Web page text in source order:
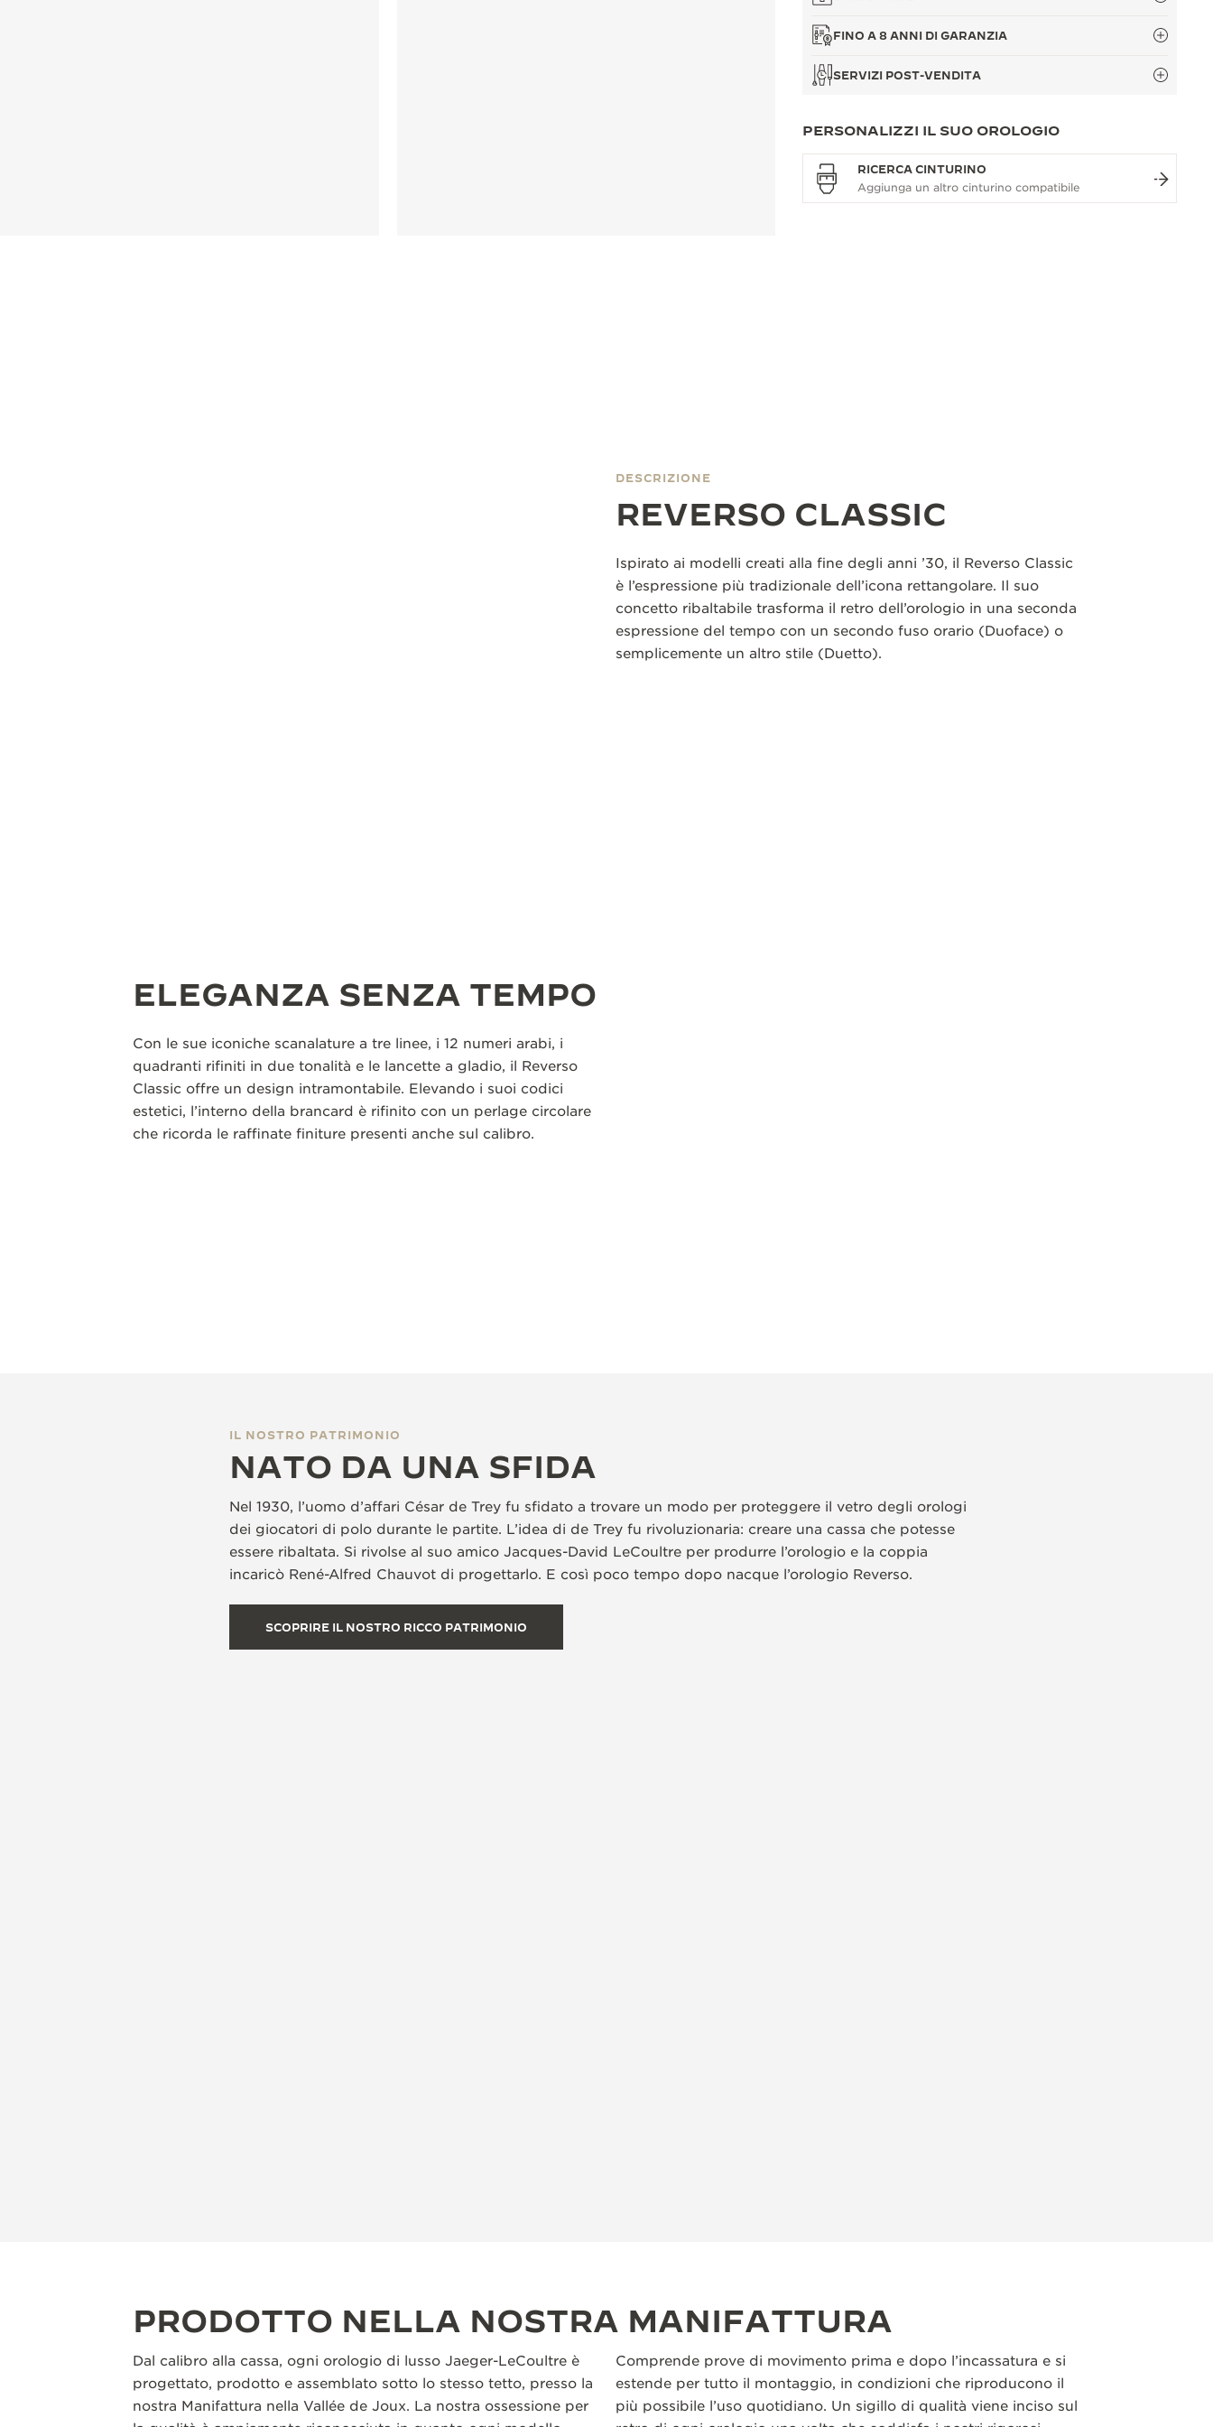
FINO A 8 ANNI DI GARANZIA
SERVIZI POST-VENDITA
PERSONALIZZI IL SUO OROLOGIO
RICERCA CINTURINO
DESCRIZIONE
REVERSO CLASSIC
Ispirato ai modelli creati alla fine degli anni ’30, il Reverso Classic
è l’espressione più tradizionale dell’icona rettangolare. Il suo
concetto ribaltabile trasforma il retro dell’orologio in una seconda
espressione del tempo con un secondo fuso orario (Duoface) o
semplicemente un altro stile (Duetto).
ELEGANZA SENZA TEMPO
Con le sue iconiche scanalature a tre linee, i 12 numeri arabi, i
quadranti rifiniti in due tonalità e le lancette a gladio, il Reverso
Classic offre un design intramontabile. Elevando i suoi codici
estetici, l’interno della brancard è rifinito con un perlage circolare
che ricorda le raffinate finiture presenti anche sul calibro.
IL NOSTRO PATRIMONIO
NATO DA UNA SFIDA
Nel 1930, l’uomo d’affari César de Trey fu sfidato a trovare un modo per proteggere il vetro degli orologi
dei giocatori di polo durante le partite. L’idea di de Trey fu rivoluzionaria: creare una cassa che potesse
essere ribaltata. Si rivolse al suo amico Jacques-David LeCoultre per produrre l’orologio e la coppia
incaricò René-Alfred Chauvot di progettarlo. E così poco tempo dopo nacque l’orologio Reverso.
SCOPRIRE IL NOSTRO RICCO PATRIMONIO
PRODOTTO NELLA NOSTRA MANIFATTURA
Dal calibro alla cassa, ogni orologio di lusso Jaeger-LeCoultre è
progettato, prodotto e assemblato sotto lo stesso tetto, presso la
nostra Manifattura nella Vallée de Joux. La nostra ossessione per
Comprende prove di movimento prima e dopo l’incassatura e si
estende per tutto il montaggio, in condizioni che riproducono il
più possibile l’uso quotidiano. Un sigillo di qualità viene inciso sul